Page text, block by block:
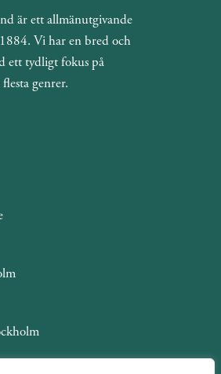
är ett allmänutgivande
Vi har en bred och
ett tydligt fokus på
genrer.